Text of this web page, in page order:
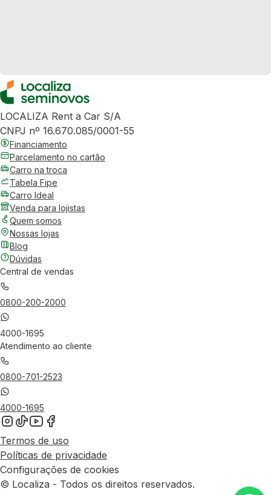
LOCALIZA Rent a Car S/A
CNPJ nº 16.670.085/0001-55
Financiamento
Parcelamento no cartão
Carro na troca
Tabela Fipe
Carro Ideal
Venda para lojistas
Quem somos
Nossas lojas
Blog
Dúvidas
Central de vendas
0800-200-2000
4000-1695
Atendimento ao cliente
0800-701-2523
4000-1695
Termos de uso
Políticas de privacidade
Configurações de cookies
© Localiza - Todos os direitos reservados.